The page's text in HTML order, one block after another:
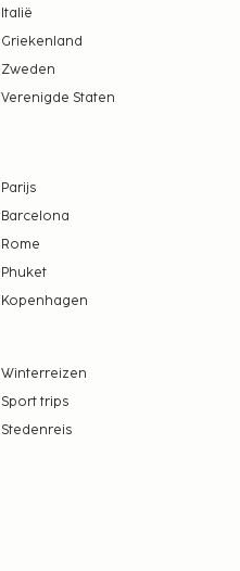
Italië
Griekenland
Zweden
Verenigde Staten
Parijs
Barcelona
Rome
Phuket
Kopenhagen
Winterreizen
Sport trips
Stedenreis